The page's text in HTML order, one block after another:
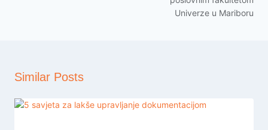
Univerze u Mariboru
Similar Posts